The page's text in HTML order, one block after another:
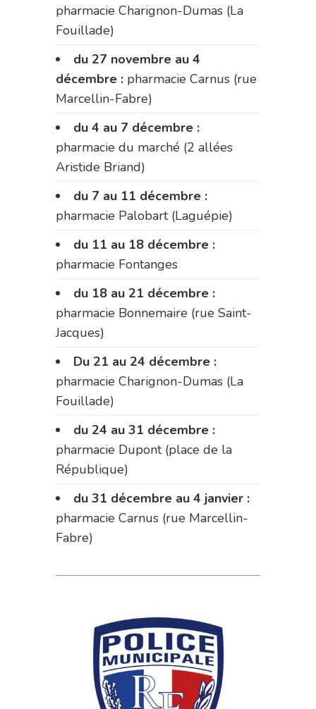
pharmacie Charignon-Dumas (La
Fouillade)
du 27 novembre au 4
décembre : pharmacie Carnus (rue
Marcellin-Fabre)
du 4 au 7 décembre :
pharmacie du marché (2 allées
Aristide Briand)
du 7 au 11 décembre :
pharmacie Palobart (Laguépie)
du 11 au 18 décembre :
pharmacie Fontanges
du 18 au 21 décembre :
pharmacie Bonnemaire (rue Saint-
Jacques)
Du 21 au 24 décembre :
pharmacie Charignon-Dumas (La
Fouillade)
du 24 au 31 décembre :
pharmacie Dupont (place de la
République)
du 31 décembre au 4 janvier :
pharmacie Carnus (rue Marcellin-
Fabre)